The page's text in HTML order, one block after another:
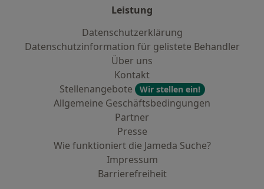
Leistung
Datenschutzerklärung
Datenschutzinformation für gelistete Behandler
Über uns
Kontakt
Stellenangebote
Wir stellen ein!
Allgemeine Geschäftsbedingungen
Partner
Presse
Wie funktioniert die Jameda Suche?
Impressum
Barrierefreiheit